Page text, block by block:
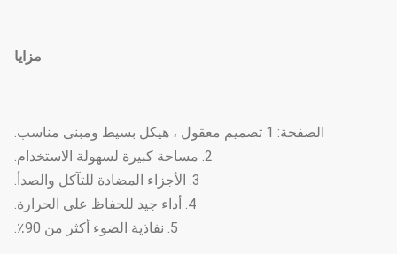
مزايا
الصفحة: 1 تصميم معقول ، هيكل بسيط ومبنى مناسب.
2. مساحة كبيرة لسهولة الاستخدام.
3. الأجزاء المضادة للتآكل والصدأ.
4. أداء جيد للحفاظ على الحرارة.
5. نفاذية الضوء أكثر من 90٪.